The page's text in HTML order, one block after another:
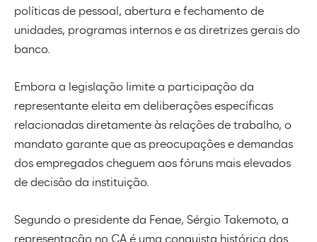
políticas de pessoal, abertura e fechamento de
unidades, programas internos e as diretrizes gerais do
banco.
Embora a legislação limite a participação da
representante eleita em deliberações específicas
relacionadas diretamente às relações de trabalho, o
mandato garante que as preocupações e demandas
dos empregados cheguem aos fóruns mais elevados
de decisão da instituição.
Segundo o presidente da Fenae, Sérgio Takemoto, a
representação no CA é uma conquista histórica dos